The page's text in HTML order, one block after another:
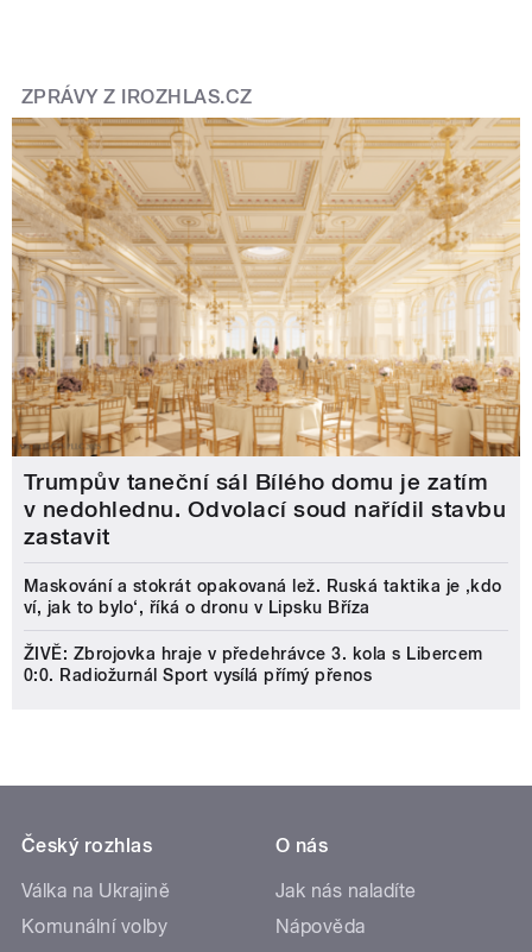
ZPRÁVY Z IROZHLAS.CZ
Trumpův taneční sál Bílého domu je zatím
v nedohlednu. Odvolací soud nařídil stavbu
zastavit
Maskování a stokrát opakovaná lež. Ruská taktika je ‚kdo
ví, jak to bylo‘, říká o dronu v Lipsku Bříza
ŽIVĚ: Zbrojovka hraje v předehrávce 3. kola s Libercem
0:0. Radiožurnál Sport vysílá přímý přenos
Český rozhlas
Válka na Ukrajině
Komunální volby
O nás
Jak nás naladíte
Nápověda